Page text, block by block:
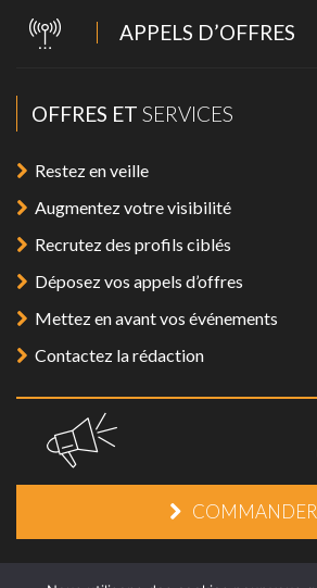
APPELS D’OFFRES
OFFRES ET SERVICES
Restez en veille
Augmentez votre visibilité
Recrutez des profils ciblés
Déposez vos appels d’offres
Mettez en avant vos événements
Contactez la rédaction
COMMANDER
Mentions légales / Plan du site Contact